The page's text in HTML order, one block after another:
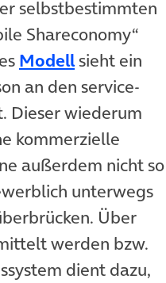
selbstbestimmten
Shareconomy“
Modellsieht ein
an den service-
Dieser wiederum
kommerzielle
außerdem nicht so
unterwegs
Über
werden bzw.
dient dazu,